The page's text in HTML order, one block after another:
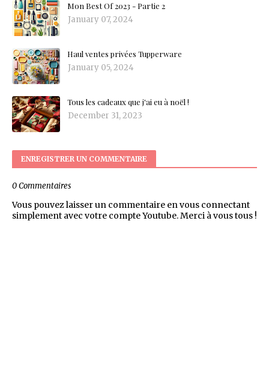
Mon Best Of 2023 - Partie 2
January 07, 2024
Haul ventes privées Tupperware
January 05, 2024
Tous les cadeaux que j'ai eu à noël !
December 31, 2023
ENREGISTRER UN COMMENTAIRE
0 Commentaires
Vous pouvez laisser un commentaire en vous connectant
simplement avec votre compte Youtube. Merci à vous tous !